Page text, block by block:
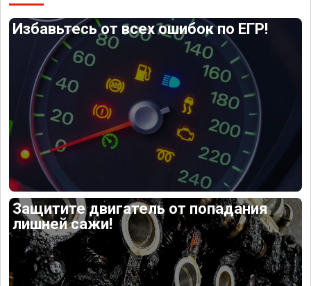
Избавьтесь от всех ошибок по ЕГР!
Защитите двигатель от попадания
лишней сажи!